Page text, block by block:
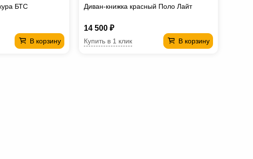
БТС
В корзину
Диван-книжка красный Поло Лайт
14 500 ₽
В корзину
Купить в 1 клик